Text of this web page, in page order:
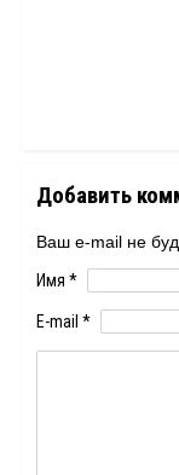
Добавить
Ваш e-mail не
Имя *
E-mail *